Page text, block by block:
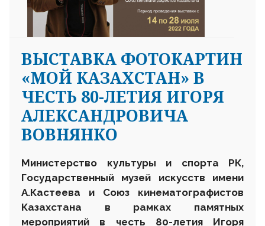
ВЫСТАВКА ФОТОКАРТИН
«МОЙ КАЗАХСТАН» В
ЧЕСТЬ 80-ЛЕТИЯ ИГОРЯ
АЛЕКСАНДРОВИЧА
ВОВНЯНКО
Министерство культуры и спорта РК,
Государственный музей искусств имени
А.Кастеева и Союз кинематографистов
Казахстана в рамках памятных
мероприятий в честь 80-летия Игоря